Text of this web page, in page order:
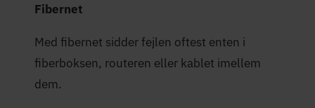
Fibernet
Med fibernet sidder fejlen oftest enten i
fiberboksen, routeren eller kablet imellem
dem.